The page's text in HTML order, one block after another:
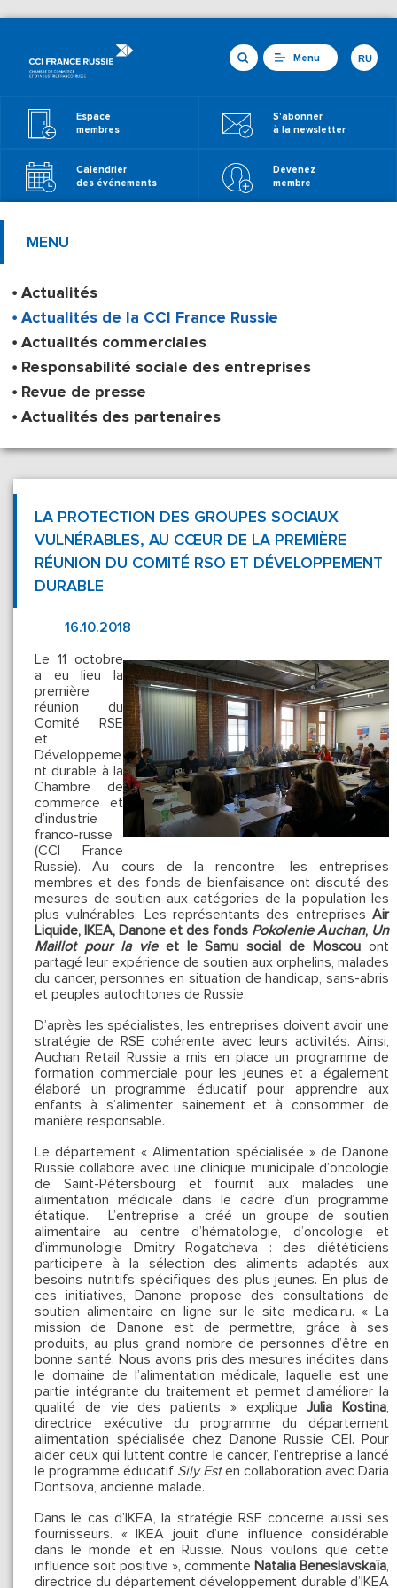
Menu
Espace
membres
S'abonner
à la newsletter
Calendrier
des événements
Devenez
membre
RU
MENU
Actualités
Actualités de la CCI France Russie
Actualités commerciales
Responsabilité sociale des entreprises
Revue de presse
Actualités des partenaires
LA PROTECTION DES GROUPES SOCIAUX
VULNÉRABLES, AU CŒUR DE LA PREMIÈRE
RÉUNION DU COMITÉ RSO ET DÉVELOPPEMENT
DURABLE
16.10.2018
Le 11 octobre
a eu lieu la
première
réunion du
Comité RSE
et
Développeme
nt durable à la
Chambre de
commerce et
d’industrie
franco-russe
(CCI France
Russie). Au cours de la rencontre, les entreprises
membres et des fonds de bienfaisance ont discuté des
mesures de soutien aux catégories de la population les
plus vulnérables. Les représentants des entreprises Air
Liquide, IKEA, Danone et des fonds Pokolenie Auchan, Un
Maillot pour la vieet le Samu social de Moscou ont
partagé leur expérience de soutien aux orphelins, malades
du cancer, personnes en situation de handicap, sans-abris
et peuples autochtones de Russie.
D’après les spécialistes, les entreprises doivent avoir une
stratégie de RSE cohérente avec leurs activités. Ainsi,
Auchan Retail Russie a mis en place un programme de
formation commerciale pour les jeunes et a également
élaboré un programme éducatif pour apprendre aux
enfants à s’alimenter sainement et à consommer de
manière responsable.
Le département « Alimentation spécialisée » de Danone
Russie collabore avec une clinique municipale d’oncologie
de Saint-Pétersbourg et fournit aux malades une
alimentation médicale dans le cadre d’un programme
étatique. L’entreprise a créé un groupe de soutien
alimentaire au centre d’hématologie, d’oncologie et
d’immunologie Dmitry Rogatcheva : des diététiciens
participeте à la sélection des aliments adaptés aux
besoins nutritifs spécifiques des plus jeunes. En plus de
ces initiatives, Danone propose des consultations de
soutien alimentaire en ligne sur le site medica.ru. « La
mission de Danone est de permettre, grâce à ses
produits, au plus grand nombre de personnes d’être en
bonne santé. Nous avons pris des mesures inédites dans
le domaine de l’alimentation médicale, laquelle est une
partie intégrante du traitement et permet d’améliorer la
qualité de vie des patients » expliqueJulia Kostina,
directrice exécutive du programme du département
alimentation spécialisée chez Danone Russie CEI. Pour
aider ceux qui luttent contre le cancer, l’entreprise a lancé
le programme éducatif Sily Esten collaboration avec Daria
Dontsova, ancienne malade.
Dans le cas d’IKEA, la stratégie RSE concerne aussi ses
fournisseurs. « IKEA jouit d’une influence considérable
dans le monde et en Russie. Nous voulons que cette
influence soit positive », commente Natalia Beneslavskaïa,
directrice du département développement durable d’IKEA